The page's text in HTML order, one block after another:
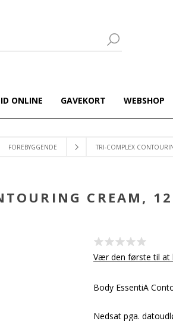
ONLINE GAVEKORT WEBSHOP
FOREBYGGENDE TRI-COMPLEX
CREAM,
Vær den første til at
Body EssentiA
Nedsat pga.